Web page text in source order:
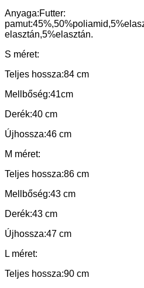
Anyaga:Futter:
elasztán,5%elasztán.
S méret:
Teljes hossza:84 cm
Mellbőség:41cm
Derék:40 cm
Újhossza:46 cm
M méret:
Teljes hossza:86 cm
Mellbőség:43 cm
Derék:43 cm
Újhossza:47 cm
L méret:
Teljes hossza:90 cm